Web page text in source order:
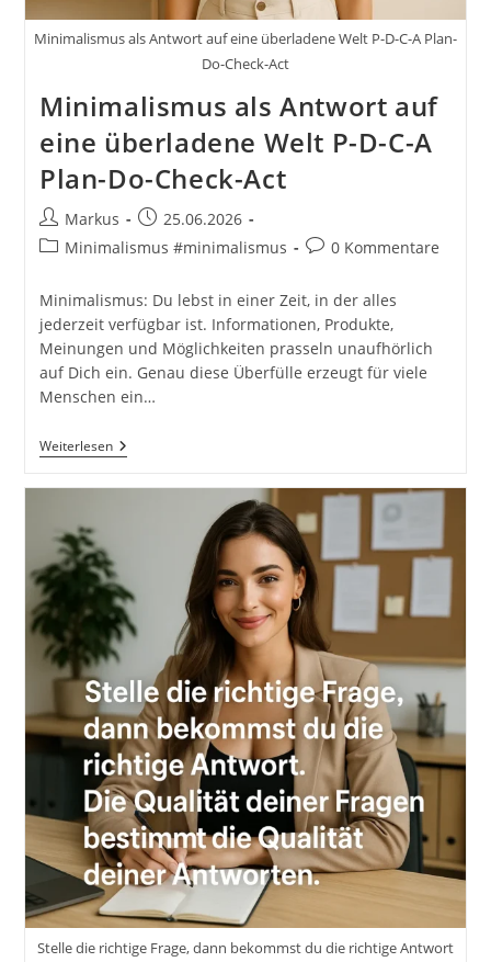
Minimalismus als Antwort auf eine überladene Welt P-D-C-A Plan-
Do-Check-Act
Minimalismus als Antwort auf
eine überladene Welt P-D-C-A
Plan-Do-Check-Act
Beitrags-
Autor:
Markus
Beitrag
veröffentlicht:
25.06.2026
Beitrags-
Minimalismus #minimalismus
Beitrags-
0 Kommentare
Minimalismus: Du lebst in einer Zeit, in der alles
jederzeit verfügbar ist. Informationen, Produkte,
Meinungen und Möglichkeiten prasseln unaufhörlich
auf Dich ein. Genau diese Überfülle erzeugt für viele
Menschen ein…
WeiterlesenMinimalismus
Als
P-
D-
C-
A
Plan-
Do-
Check-
Act
Stelle die richtige Frage, dann bekommst du die richtige Antwort